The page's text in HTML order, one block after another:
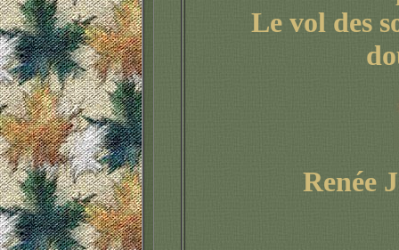
Le vol des
Renée